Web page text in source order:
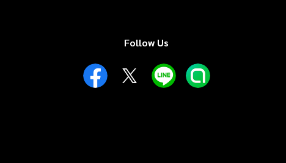
Follow Us